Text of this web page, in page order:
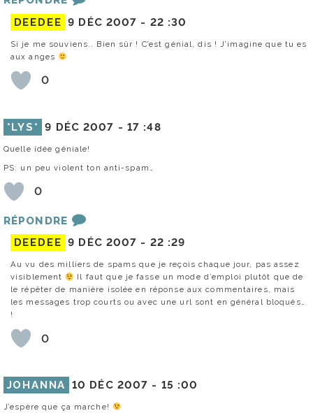
DEEDEE 9 DÉC 2007 - 22 :30
Si je me souviens.. Bien sûr ! C’est génial, dis ! J’imagine que tu es
aux anges
0
*LYS* 9 DÉC 2007 - 17 :48
Quelle idée géniale!
PS: un peu violent ton anti-spam…
0
RÉPONDRE
DEEDEE 9 DÉC 2007 - 22 :29
Au vu des milliers de spams que je reçois chaque jour, pas assez
visiblement
Il faut que je fasse un mode d’emploi plutôt que de
le répêter de manière isolée en réponse aux commentaires, mais
les messages trop courts ou avec une url sont en général bloqués…
!
0
JOHANNA 10 DÉC 2007 - 15 :00
J’espère que ça marche!